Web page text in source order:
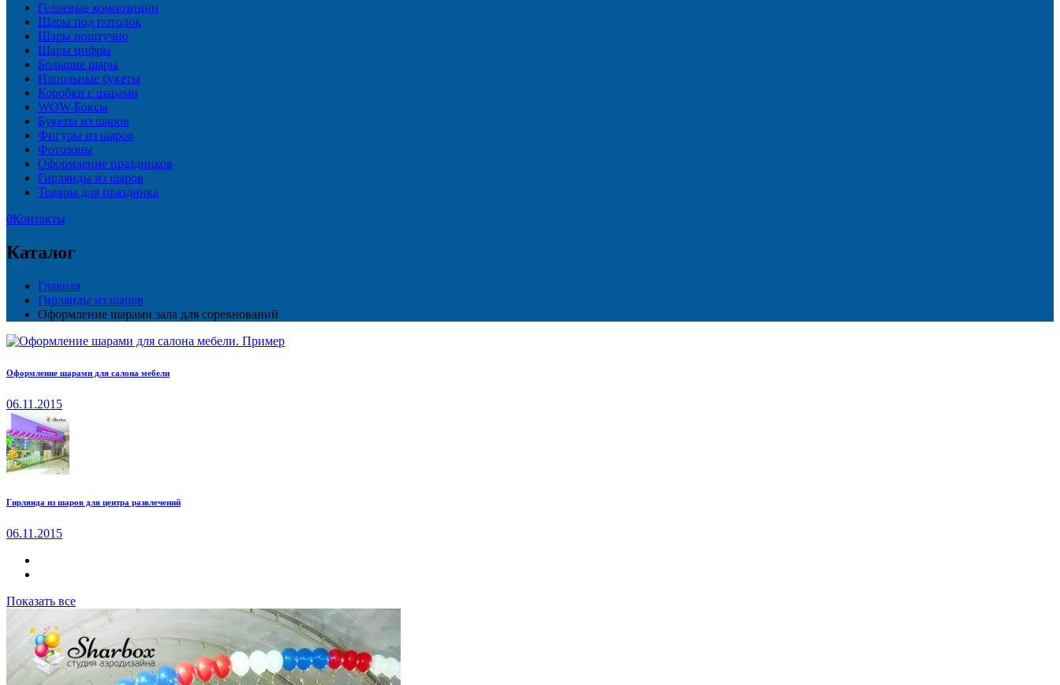
Гелиевые композиции
Шары под потолок
Шары поштучно
Шары цифры
Большие шары
Напольные букеты
Коробки с шарами
WOW-Боксы
Букеты из шаров
Фигуры из шаров
Фотозоны
Оформление праздников
Гирлянды из шаров
Товары для праздника
0Контакты
Каталог
Главная
Гирлянды из шаров
Оформление шарами зала для соревнований
Оформление шарами для салона мебели
06.11.2015
Гирлянда из шаров для центра развлечений
06.11.2015
Показать все